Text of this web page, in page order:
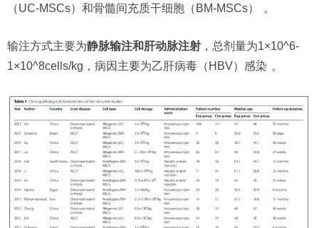
（UC-MSCs）和骨髓间充质干细胞（BM-MSCs） 。
输注方式主要为静脉输注和肝动脉注射 ，总剂量为1×10^6-
1×10^8cells/kg，病因主要为乙肝病毒（HBV）感染 。